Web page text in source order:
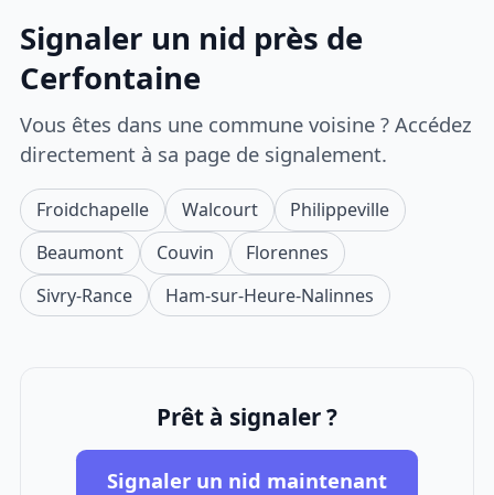
Signaler un nid près de
Cerfontaine
Vous êtes dans une commune voisine ? Accédez
directement à sa page de signalement.
Froidchapelle Walcourt
Philippeville
Beaumont
Couvin
Florennes
Sivry-Rance
Ham-sur-Heure-Nalinnes
Prêt à signaler ?
Signaler un nid maintenant